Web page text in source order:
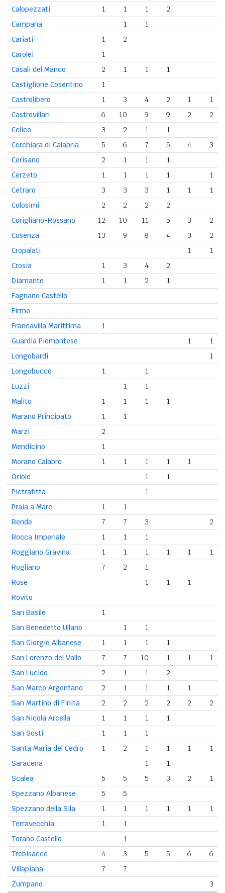
Calopezzati 1 1 1
2
Campana
1
1
Cariati
1
2
Carolei
1
Casali del Manco
2 1 1
1
Castiglione Cosentino
1
Castrolibero
1 3 4 2 1
1
Castrovillari
6 10 9 9 2
2
Celico
3 2 1
1
Cerchiara di Calabria
5 6 7 5 4
3
Cerisano
2 1 1
1
Cerzeto
1 1 1 1
1
Cetraro
3 3 3 1 1
1
Colosimi
2 2 2
2
Corigliano-Rossano
12 10 11 5 3
2
Cosenza
13 9 8 4 3
2
Cropalati
1
1
Crosia
1 3 4
2
Diamante
1 1 2
1
Fagnano Castello
Firmo
Francavilla Marittima
1
Guardia Piemontese
1
1
Longobardi
1
Longobucco
1
1
Luzzi
1
1
Malito
1 1 1
1
Marano Principato
1
1
Marzi
2
Mendicino
1
Morano Calabro
1 1 1 1
1
Oriolo
1
1
Pietrafitta
1
Praia a Mare
1
1
Rende
7 7 3
2
Rocca Imperiale
1 1
1
Roggiano Gravina
1 1 1 1 1
1
Rogliano
7 2
1
Rose
1 1
1
Rovito
San Basile
1
San Benedetto Ullano
1
1
San Giorgio Albanese
1 1 1
1
San Lorenzo del Vallo
7 7 10 1 1
1
San Lucido
2 1 1
2
San Marco Argentano
2 1 1 1
1
San Martino di Finita
2 2 2 2 2
2
San Nicola Arcella
1 1 1
1
San Sosti
1 1
1
Santa Maria del Cedro
1 2 1 1 1
1
Saracena
1
1
Scalea
5 5 5 3 2
1
Spezzano Albanese
5
5
Spezzano della Sila
1 1 1 1 1
1
Terravecchia
1
1
Torano Castello
1
Trebisacce
4 3 5 5 6
6
Villapiana
7
7
Zumpano
3